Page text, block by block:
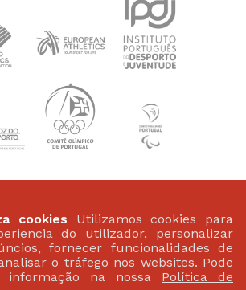
cookies Utilizamos cookies para
do utilizador, personalizar
fornecer funcionalidades de
o tráfego nos websites. Pode
informação na nossa Política de